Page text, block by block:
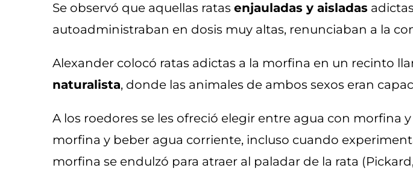
Se observó que aquellas ratas enjauladas y aisladas
autoadministraban en dosis muy altas, renunciaban a la
Alexander colocó ratas adictas a la morfina en un recinto
naturalista, donde las animales de ambos sexos eran
A los roedores se les ofreció elegir entre agua con morfina
morfina y beber agua corriente, incluso cuando
morfina se endulzó para atraer al paladar de la rata (Pickard,